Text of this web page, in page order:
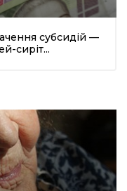
субсидій —
сиріт...